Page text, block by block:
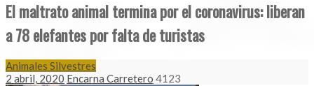
El maltrato animal termina por el coronavirus: liberan
a 78 elefantes por falta de turistas
Animales Silvestres
2 abril, 2020 Encarna Carretero 4123